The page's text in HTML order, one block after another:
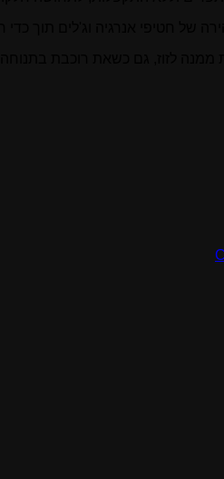
לזוז, גם כשאת רוכבת בתנוחה